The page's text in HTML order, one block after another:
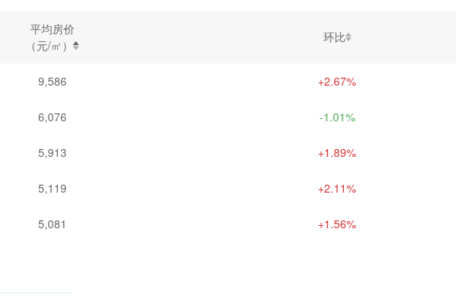
平均房价
（元/㎡）
环比
9,586 +2.67%
6,076 -1.01%
5,913 +1.89%
5,119 +2.11%
5,081 +1.56%